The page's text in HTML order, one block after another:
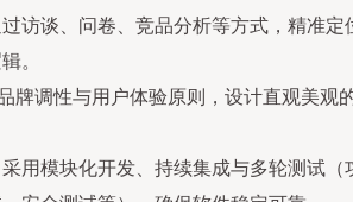
过访谈、问卷、竞品分析等方式，精准定
。
牌调性与用户体验原则，设计直观美观
采用模块化开发、持续集成与多轮测试（